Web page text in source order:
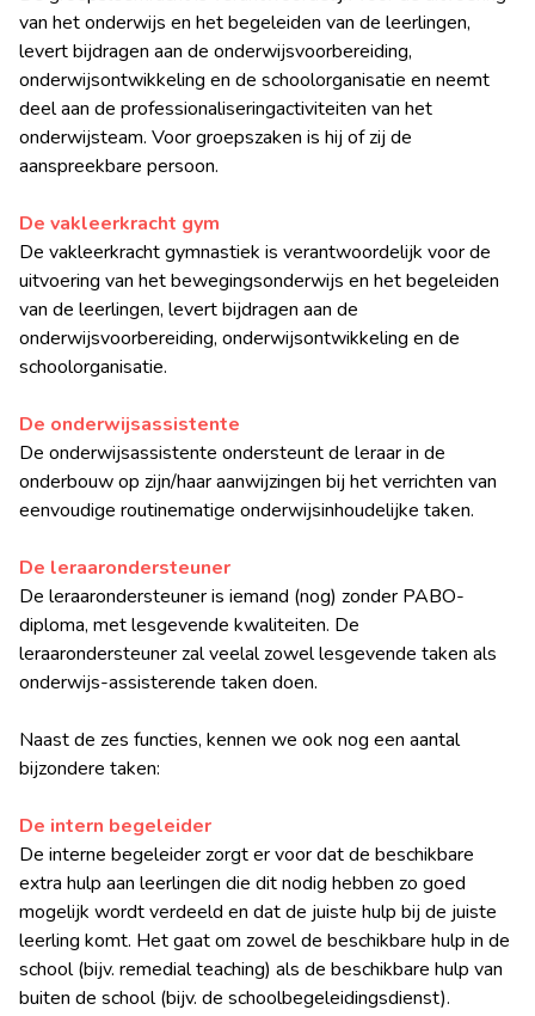
van het onderwijs en het begeleiden van de leerlingen,
levert bijdragen aan de onderwijsvoorbereiding,
onderwijsontwikkeling en de schoolorganisatie en neemt
deel aan de professionaliseringactiviteiten van het
onderwijsteam. Voor groepszaken is hij of zij de
aanspreekbare persoon.
De vakleerkracht gym
De vakleerkracht gymnastiek is verantwoordelijk voor de
uitvoering van het bewegingsonderwijs en het begeleiden
van de leerlingen, levert bijdragen aan de
onderwijsvoorbereiding, onderwijsontwikkeling en de
schoolorganisatie.
De onderwijsassistente
De onderwijsassistente ondersteunt de leraar in de
onderbouw op zijn/haar aanwijzingen bij het verrichten van
eenvoudige routinematige onderwijsinhoudelijke taken.
De leraarondersteuner
De leraarondersteuner is iemand (nog) zonder PABO-
diploma, met lesgevende kwaliteiten. De
leraarondersteuner zal veelal zowel lesgevende taken als
onderwijs-assisterende taken doen.
Naast de zes functies, kennen we ook nog een aantal
bijzondere taken:
De intern begeleider
De interne begeleider zorgt er voor dat de beschikbare
extra hulp aan leerlingen die dit nodig hebben zo goed
mogelijk wordt verdeeld en dat de juiste hulp bij de juiste
leerling komt. Het gaat om zowel de beschikbare hulp in de
school (bijv. remedial teaching) als de beschikbare hulp van
buiten de school (bijv. de schoolbegeleidingsdienst).